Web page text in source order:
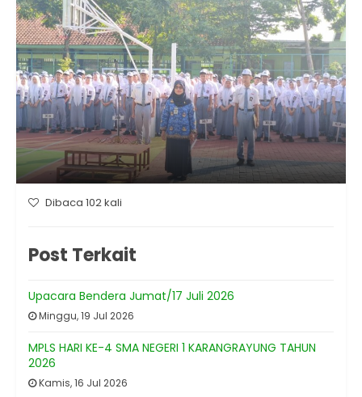
Dibaca 102 kali
Post Terkait
Upacara Bendera Jumat/17 Juli 2026
Minggu, 19 Jul 2026
MPLS HARI KE-4 SMA NEGERI 1 KARANGRAYUNG TAHUN
2026
Kamis, 16 Jul 2026